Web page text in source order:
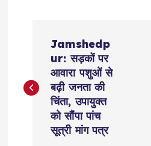
s
Jamshedp
ur: सड़कों पर
आवारा पशुओं से
बढ़ी जनता की
चिंता, उपायुक्त
को सौंपा पांच
सूत्री मांग पत्र